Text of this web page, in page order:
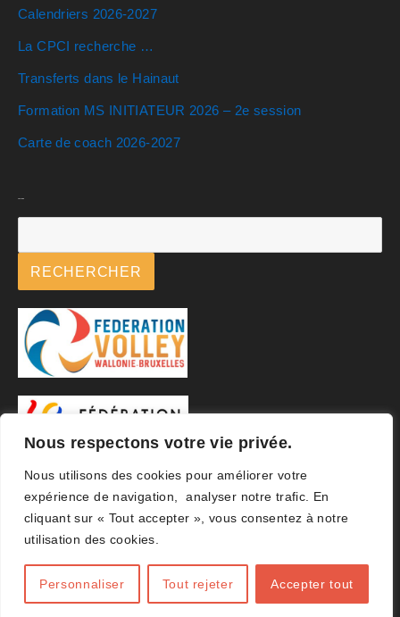
Nous respectons votre vie privée.
Nous utilisons des cookies pour améliorer votre
expérience de navigation, analyser notre trafic. En
cliquant sur « Tout accepter », vous consentez à notre
utilisation des cookies.
Personnaliser Tout rejeter Accepter tout
Calendriers 2026-2027
La CPCI recherche …
Transferts dans le Hainaut
Formation MS INITIATEUR 2026 – 2e session
Carte de coach 2026-2027
RECHERCHER